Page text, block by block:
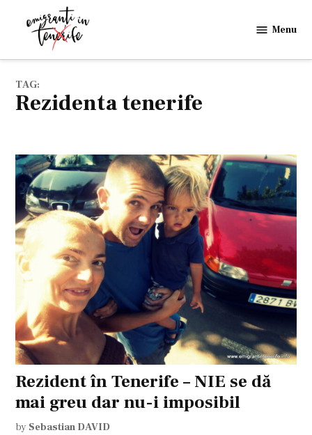
in
Menu
TAG:
rezidenta tenerife
Rezident în Tenerife – NIE se dă
mai greu dar nu-i imposibil
by Sebastian DAVID